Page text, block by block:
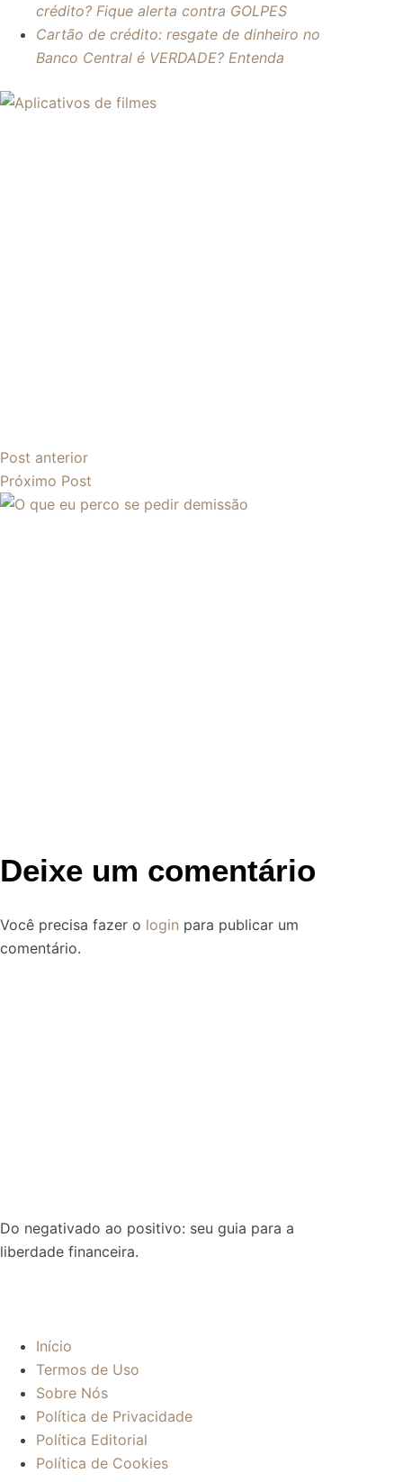
crédito? Fique alerta contra GOLPES
Cartão de crédito: resgate de dinheiro no
Banco Central é VERDADE? Entenda
Post anterior
Próximo Post
Deixe um comentário
Você precisa fazer o login para publicar um
comentário.
Do negativado ao positivo: seu guia para a
liberdade financeira.
Início
Termos de Uso
Sobre Nós
Política de Privacidade
Política Editorial
Política de Cookies